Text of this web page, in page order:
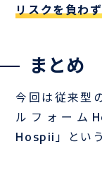
リスクを負わ
まとめ
今回は従来型
ルフォーム
Hospii」とい